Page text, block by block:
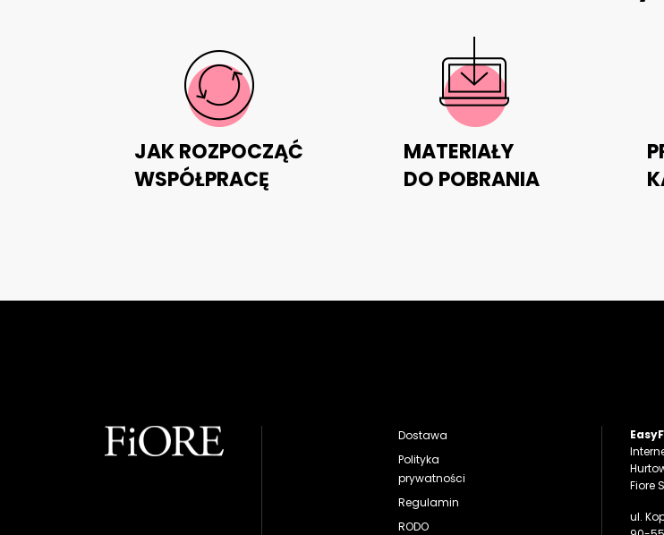
JAK ROZPOCZĄĆ
WSPÓŁPRACĘ
MATERIAŁY
DO POBRANIA
Dostawa
Polityka
prywatności
Regulamin
RODO
Fiore
ul.